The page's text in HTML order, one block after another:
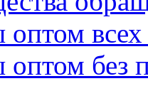
оптом
оптом без